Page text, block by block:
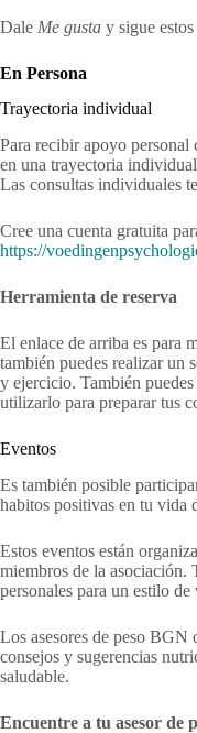
Dale Me gusta y sigue
En Persona
Trayectoria individual
Para recibir apoyo personal
en una trayectoria
Las consultas individuales
Cree una cuenta gratuita
https://
Herramienta de reserva
El enlace de arriba es para
también puedes realizar un
y ejercicio. También
utilizarlo para preparar tus
Eventos
Es también posible
habitos positivas en tu vida
Estos eventos están
miembros de la asociación.
personales para un estilo de
Los asesores de peso BGN
consejos y sugerencias
saludable.
Encuentre a tu asesor de